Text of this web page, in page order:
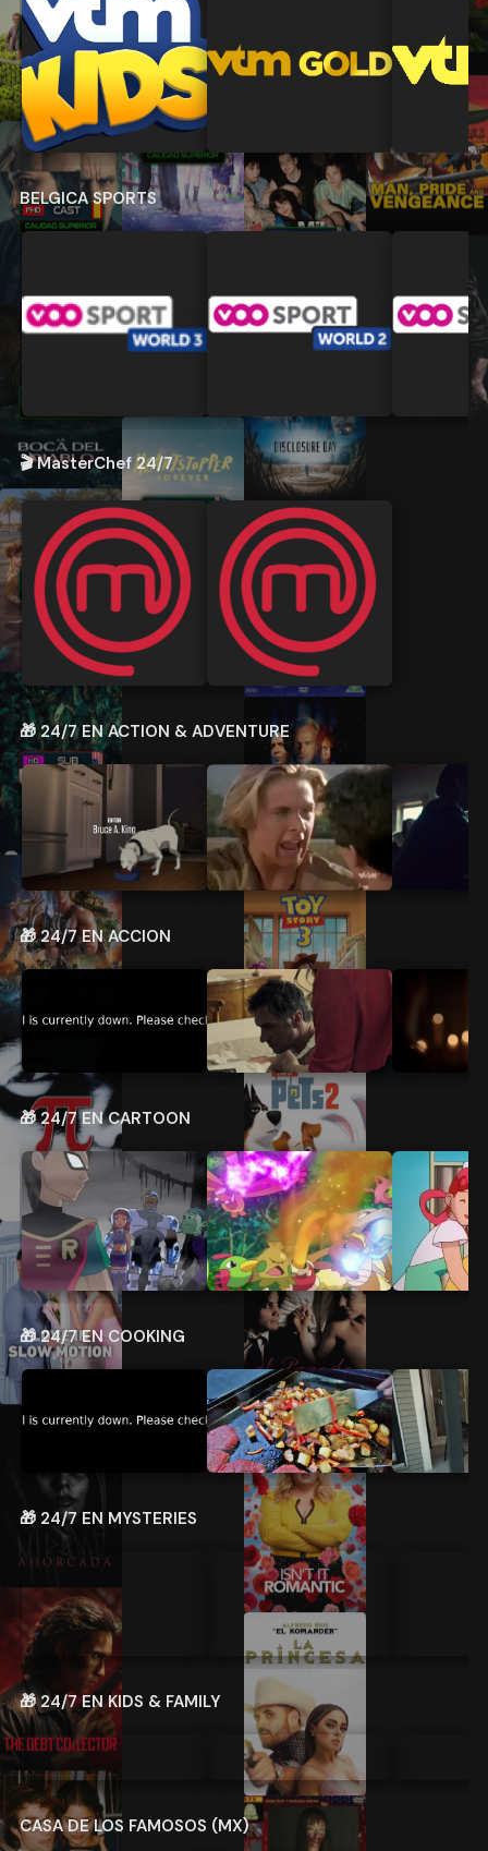
BELGICA SPORTS
🎬 MasterChef 24/7
🎁 24/7 EN ACTION & ADVENTURE
🎁 24/7 EN ACCION
🎁 24/7 EN CARTOON
🎁 24/7 EN COOKING
🎁 24/7 EN MYSTERIES
🎁 24/7 EN KIDS & FAMILY